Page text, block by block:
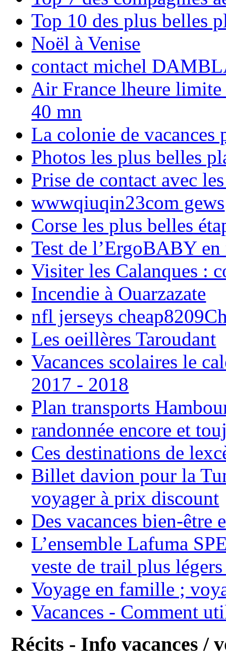
Top 10 des plus belles
Noël à Venise
contact michel
Air France lheure limite
40 mn
La colonie de vacances
Photos les plus belles
Prise de contact avec
wwwqiuqin23com gews
Corse les plus belles
Test de l’ErgoBABY en
Visiter les Calanques :
Incendie à Ouarzazate
nfl jerseys
Les oeillères Taroudant
Vacances scolaires le
2017 - 2018
Plan transports
randonnée encore et
Ces destinations de
Billet davion pour la
voyager à prix discount
Des vacances bien-être
L’ensemble Lafuma
veste de trail plus
Voyage en famille ;
Vacances - Comment
Récits - Info vacances /